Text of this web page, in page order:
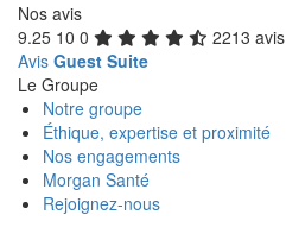
Nos avis
9.25 10 0
2213 avis
Avis Guest Suite
Le Groupe
Notre groupe
Éthique, expertise et proximité
Nos engagements
Morgan Santé
Rejoignez-nous